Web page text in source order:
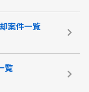
案件一覧
覧